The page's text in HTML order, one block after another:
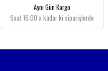
Aynı Gün Kargo
Saat 16:00’a kadar ki siparişlerde